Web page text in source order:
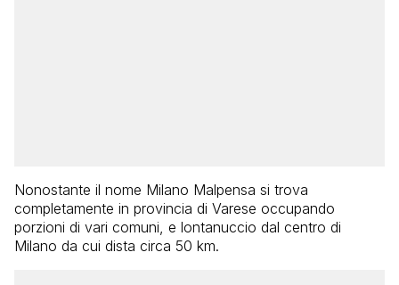
Nonostante il nome Milano Malpensa si trova
completamente in provincia di Varese occupando
porzioni di vari comuni, e lontanuccio dal centro di
Milano da cui dista circa 50 km.